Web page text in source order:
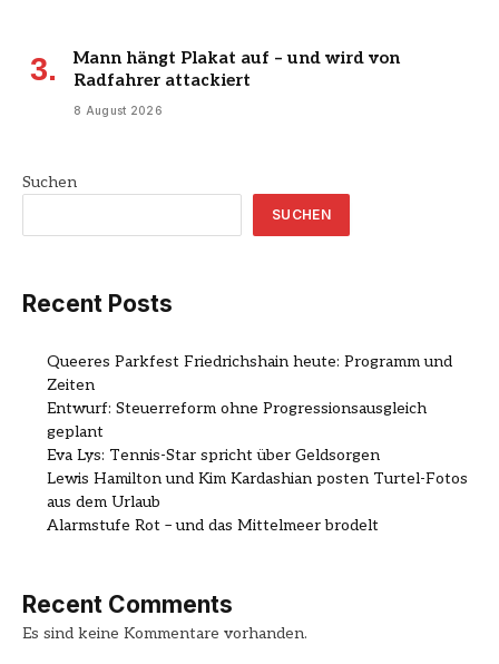
Mann hängt Plakat auf – und wird von
Radfahrer attackiert
8 August 2026
Suchen
SUCHEN
Recent Posts
Queeres Parkfest Friedrichshain heute: Programm und
Zeiten
Entwurf: Steuerreform ohne Progressionsausgleich
geplant
Eva Lys: Tennis-Star spricht über Geldsorgen
Lewis Hamilton und Kim Kardashian posten Turtel-Fotos
aus dem Urlaub
Alarmstufe Rot – und das Mittelmeer brodelt
Recent Comments
Es sind keine Kommentare vorhanden.